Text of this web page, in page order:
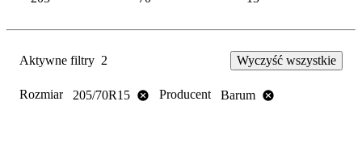
Aktywne filtry 2 Wyczyść wszystkie
Rozmiar 205/70R15 Producent Barum